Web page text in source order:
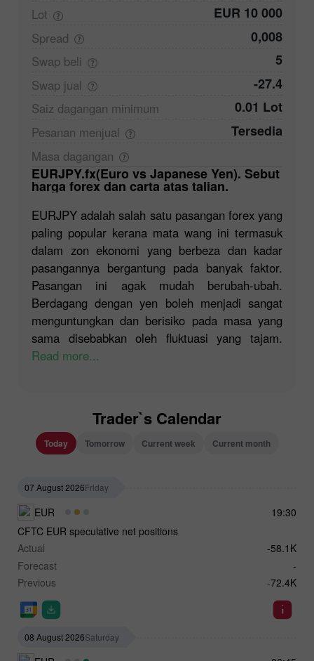
Lot EUR 10 000
Spread 0,008
Swap beli 5
Swap jual -27.4
Saiz dagangan minimum 0.01 Lot
Pesanan menjual Tersedia
Masa dagangan
EURJPY.fx(Euro vs Japanese Yen). Sebut
harga forex dan carta atas talian.
EURJPY adalah salah satu pasangan forex yang
paling popular kerana mata wang ini termasuk
dalam zon ekonomi yang berbeza dan kadar
pasangannya bergantung pada banyak faktor.
Pasangan ini agak mudah berubah-ubah.
Berdagang dengan yen boleh menjadi sangat
menguntungkan dan berisiko pada masa yang
sama disebabkan oleh fluktuasi yang tajam.
Read more...
Trader`s Calendar
Today Tomorrow Current week Current month
07 August 2026Friday
19:30
EUR
CFTC EUR speculative net positions
Actual
-58.1K
Forecast
-
Previous
-72.4K
08 August 2026Saturday